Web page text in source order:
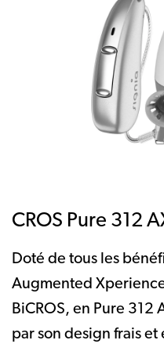
CROS Pure 312
Doté de tous les
Augmented
BiCROS, en Pure 312
par son design frais